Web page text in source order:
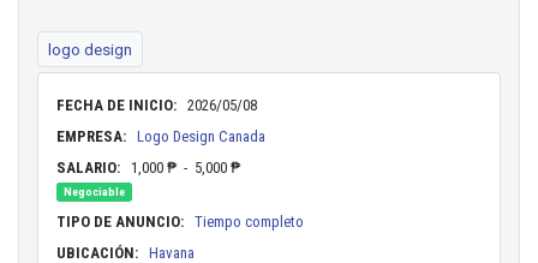
logo design
FECHA DE INICIO: 2026/05/08
EMPRESA: Logo Design Canada
SALARIO: 1,000 ₱ - 5,000 ₱
Negociable
TIPO DE ANUNCIO: Tiempo completo
UBICACIÓN: Havana